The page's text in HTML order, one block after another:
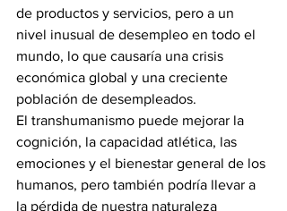
de productos y servicios, pero a un
nivel inusual de desempleo en todo el
mundo, lo que causaría una crisis
económica global y una creciente
población de desempleados.
El transhumanismo puede mejorar la
cognición, la capacidad atlética, las
emociones y el bienestar general de los
humanos, pero también podría llevar a
la pérdida de nuestra naturaleza